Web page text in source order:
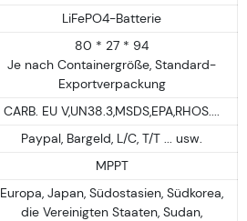
LiFePO4-Batterie
80 * 27 * 94
Je nach Containergröße, Standard-
Exportverpackung
CARB. EU V,UN38.3,MSDS,EPA,RHOS....
Paypal, Bargeld, L/C, T/T ... usw.
MPPT
Europa, Japan, Südostasien, Südkorea,
die Vereinigten Staaten, Sudan,